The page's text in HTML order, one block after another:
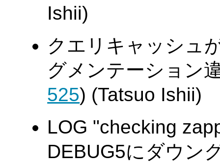
Ishii)
クエリキャッシュ
グメンテーション
525) (Tatsuo Ishii)
LOG "checking
DEBUG5にダウン